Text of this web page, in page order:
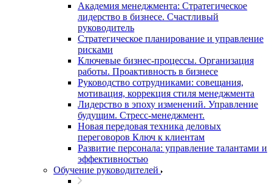
Академия менеджмента: Стратегическое
лидерство в бизнесе. Счастливый
руководитель
Стратегическое планирование и управление
рисками
Ключевые бизнес-процессы. Организация
работы. Проактивность в бизнесе
Руководство сотрудниками: совещания,
мотивация, коррекция стиля менеджмента
Лидерство в эпоху изменений. Управление
будущим. Стресс-менеджмент.
Новая передовая техника деловых
переговоров Ключ к клиентам
Развитие персонала: управление талантами и
эффективностью
Обучение руководителей